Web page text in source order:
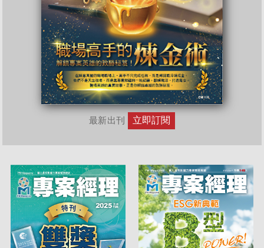
最新出刊 立即訂閱